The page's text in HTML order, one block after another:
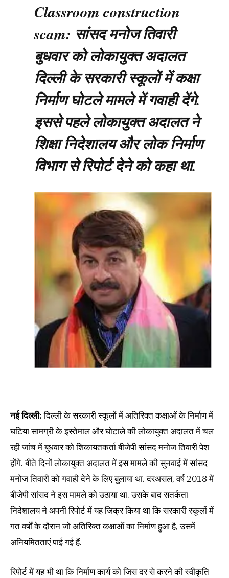
Classroom construction
scam: सांसद मनोज तिवारी
बुधवार को लोकायुक्त अदालत
दिल्ली के सरकारी स्कूलों में कक्षा
निर्माण घोटले मामले में गवाही देंगे.
इससे पहले लोकायुक्त अदालत ने
शिक्षा निदेशालय और लोक निर्माण
विभाग से रिपोर्ट देने को कहा था.
नई दिल्ली:दिल्ली के सरकारी स्कूलों में अतिरिक्त कक्षाओं के निर्माण में
घटिया सामग्री के इस्तेमाल और घोटाले की लोकायुक्त अदालत में चल
रही जांच में बुधवार को शिकायतकर्ता बीजेपी सांसद मनोज तिवारी पेश
होंगे. बीते दिनों लोकायुक्त अदालत में इस मामले की सुनवाई में सांसद
मनोज तिवारी को गवाही देने के लिए बुलाया था. दरअसल, वर्ष 2018 में
बीजेपी सांसद ने इस मामले को उठाया था. उसके बाद सतर्कता
निदेशालय ने अपनी रिपोर्ट में यह जिक्र किया था कि सरकारी स्कूलों में
गत वर्षों के दौरान जो अतिरिक्त कक्षाओं का निर्माण हुआ है, उसमें
अनियमितताएं पाई गई हैं.
रिपोर्ट में यह भी था कि निर्माण कार्य को जिस दर से करने की स्वीकृति